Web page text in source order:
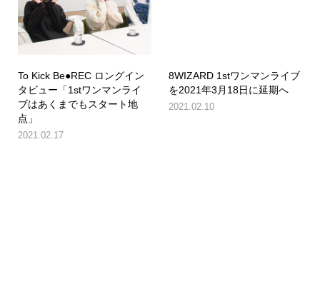
To Kick Be●REC ロングイン
タビュー「1stワンマンライ
ブはあくまでもスタート地
点」
2021.02.17
8WIZARD 1stワンマンライブ
を2021年3月18日に延期へ
2021.02.10